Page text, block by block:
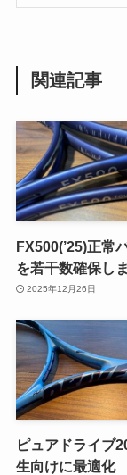
関連記事
FX500(’25)正常
を若干数確保し
2025年12月26日
ピュアドライブ
生向けに最適化